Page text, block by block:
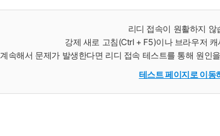
리디 접속이 원활하지 않
강제 새로 고침(Ctrl + F5)이나 브라우저
계속해서 문제가 발생한다면 리디 접속 테스트를 통해 원인
테스트 페이지로 이동